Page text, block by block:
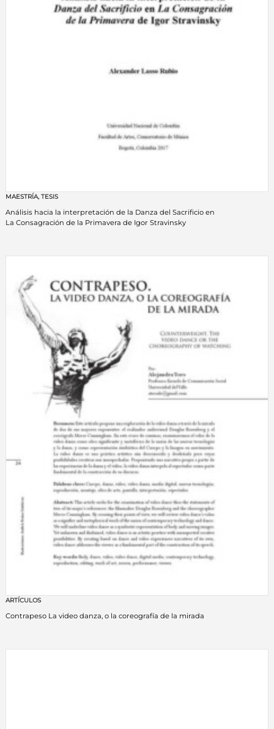
MAESTRÍA, TESIS
Análisis hacia la interpretación de la Danza del Sacrificio en
La Consagración de la Primavera de Igor Stravinsky
ARTÍCULOS
Contrapeso La video danza, o la coreografía de la mirada